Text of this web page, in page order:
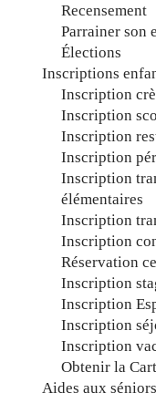
Recensement
Parrainer son
Élections
Inscriptions
Inscription
Inscription
Inscription
Inscription
Inscription
élémentaires
Inscription
Inscription
Réservation
Inscription
Inscription
Inscription
Inscription
Obtenir la
Aides aux séniors